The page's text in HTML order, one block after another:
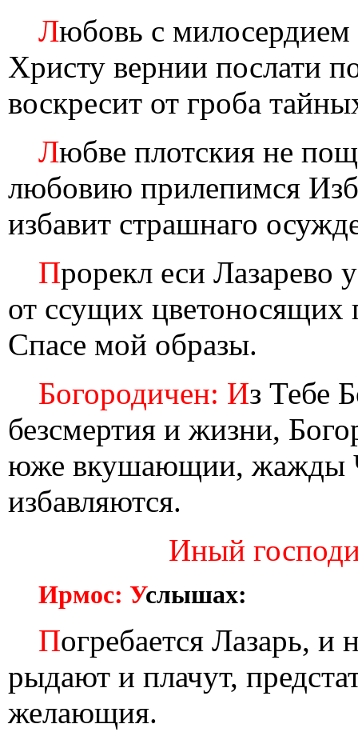
Любовь с
Христу вернии послати
воскресит от гроба
Любве плотския не
любовию прилепимся
избавит страшнаго
Прорекл еси Лазарево
от ссущих цветоносящих
Спасе мой образы.
Богородичен: Из Тебе
безсмертия и жизни,
юже вкушающии, жажды
избавляются.
Иный
Ирмос: Услышах:
Погребается Лазарь,
рыдают и плачут,
желающия.